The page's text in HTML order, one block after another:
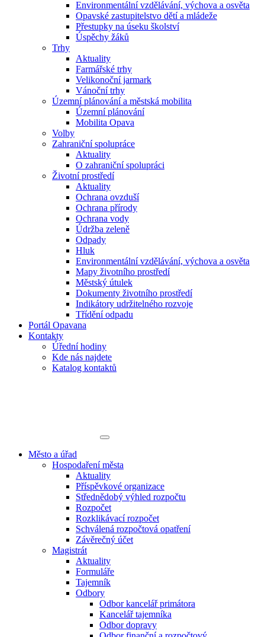
Environmentální vzdělávání, výchova a osvěta
Opavské zastupitelstvo dětí a mládeže
Přestupky na úseku školství
Úspěchy žáků
Trhy
Aktuality
Farmářské trhy
Velikonoční jarmark
Vánoční trhy
Územní plánování a městská mobilita
Územní plánování
Mobilita Opava
Volby
Zahraniční spolupráce
Aktuality
O zahraniční spolupráci
Životní prostředí
Aktuality
Ochrana ovzduší
Ochrana přírody
Ochrana vody
Údržba zeleně
Odpady
Hluk
Environmentální vzdělávání, výchova a osvěta
Mapy životního prostředí
Městský útulek
Dokumenty životního prostředí
Indikátory udržitelného rozvoje
Třídění odpadu
Portál Opavana
Kontakty
Úřední hodiny
Kde nás najdete
Katalog kontaktů
Město a úřad
Hospodaření města
Aktuality
Příspěvkové organizace
Střednědobý výhled rozpočtu
Rozpočet
Rozklikávací rozpočet
Schválená rozpočtová opatření
Závěrečný účet
Magistrát
Aktuality
Formuláře
Tajemník
Odbory
Odbor kancelář primátora
Kancelář tajemníka
Odbor dopravy